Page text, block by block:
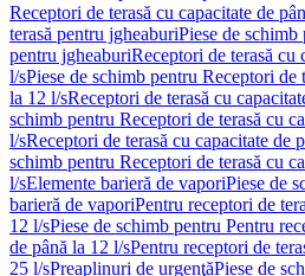
Receptori de terasă cu capacitate de
terasă pentru jgheaburiPiese de schimb
pentru jgheaburiReceptori de terasă cu
l/sPiese de schimb pentru Receptori de
la 12 l/sReceptori de terasă cu
schimb pentru Receptori de terasă cu
l/sReceptori de terasă cu capacitate de
schimb pentru Receptori de terasă cu
l/sElemente barieră de vaporiPiese de
barieră de vaporiPentru receptori de
12 l/sPiese de schimb pentru Pentru
de până la 12 l/sPentru receptori de
25 l/sPreaplinuri de urgenţăPiese de